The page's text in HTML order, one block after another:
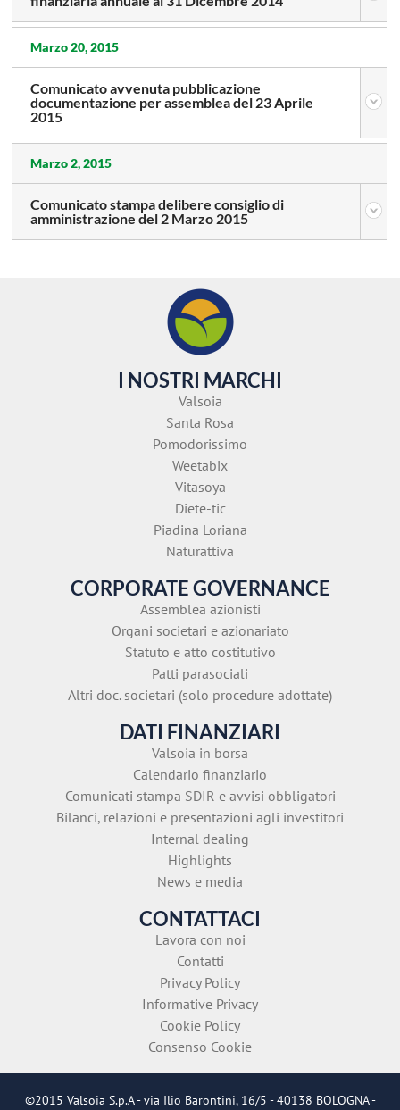
Marzo 20, 2015
Comunicato avvenuta pubblicazione
documentazione per assemblea del 23 Aprile
2015
Marzo 2, 2015
Comunicato stampa delibere consiglio di
amministrazione del 2 Marzo 2015
I NOSTRI MARCHI
Valsoia
Santa Rosa
Pomodorissimo
Weetabix
Vitasoya
Diete-tic
Piadina Loriana
Naturattiva
CORPORATE GOVERNANCE
Assemblea azionisti
Organi societari e azionariato
Statuto e atto costitutivo
Patti parasociali
Altri doc. societari (solo procedure adottate)
DATI FINANZIARI
Valsoia in borsa
Calendario finanziario
Comunicati stampa SDIR e avvisi obbligatori
Bilanci, relazioni e presentazioni agli investitori
Internal dealing
Highlights
News e media
CONTATTACI
Lavora con noi
Contatti
Privacy Policy
Informative Privacy
Cookie Policy
Consenso Cookie
©2015 Valsoia S.p.A - via Ilio Barontini, 16/5 - 40138 BOLOGNA -